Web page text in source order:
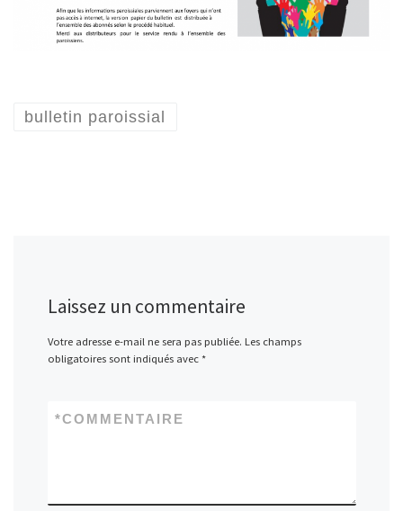
bulletin paroissial
Laissez un commentaire
Votre adresse e-mail ne sera pas publiée. Les champs
obligatoires sont indiqués avec *
COMMENTAIRE
*